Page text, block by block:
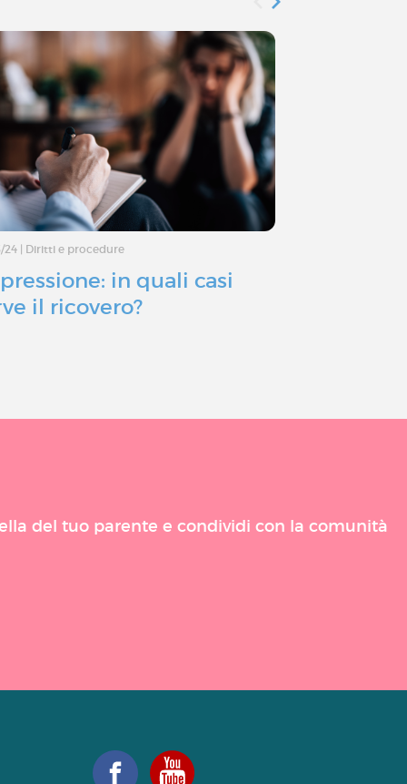
24 | Diritti e procedure
in quali casi
il ricovero?
del tuo parente e condividi con la comunità